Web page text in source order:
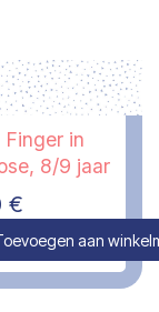
Compare
Finger in
8/9 jaar
€
aan